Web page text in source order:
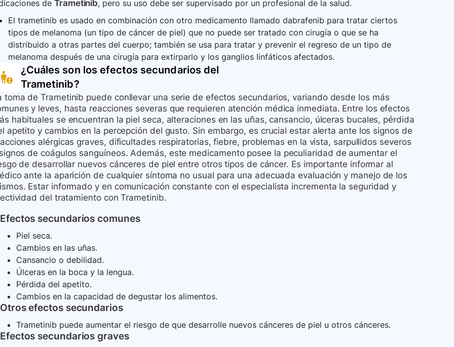
de Trametinib, pero su uso debe ser supervisado por un profesional de la salud.
El trametinib es usado en combinación con otro medicamento llamado dabrafenib para tratar ciertos
tipos de melanoma (un tipo de cáncer de piel) que no puede ser tratado con cirugía o que se ha
distribuido a otras partes del cuerpo; también se usa para tratar y prevenir el regreso de un tipo de
melanoma después de una cirugía para extirparlo y los ganglios linfáticos afectados.
¿Cuáles son los efectos secundarios del
Trametinib?
toma de Trametinib puede conllevar una serie de efectos secundarios, variando desde los más
y leves, hasta reacciones severas que requieren atención médica inmediata. Entre los efectos
habituales se encuentran la piel seca, alteraciones en las uñas, cansancio, úlceras bucales, pérdida
apetito y cambios en la percepción del gusto. Sin embargo, es crucial estar alerta ante los signos de
alérgicas graves, dificultades respiratorias, fiebre, problemas en la vista, sarpullidos severos
de coágulos sanguíneos. Además, este medicamento posee la peculiaridad de aumentar el
de desarrollar nuevos cánceres de piel entre otros tipos de cáncer. Es importante informar al
ante la aparición de cualquier síntoma no usual para una adecuada evaluación y manejo de los
Estar informado y en comunicación constante con el especialista incrementa la seguridad y
del tratamiento con Trametinib.
Efectos secundarios comunes
Piel seca.
Cambios en las uñas.
Cansancio o debilidad.
Úlceras en la boca y la lengua.
Pérdida del apetito.
Cambios en la capacidad de degustar los alimentos.
Otros efectos secundarios
Trametinib puede aumentar el riesgo de que desarrolle nuevos cánceres de piel u otros cánceres.
Efectos secundarios graves